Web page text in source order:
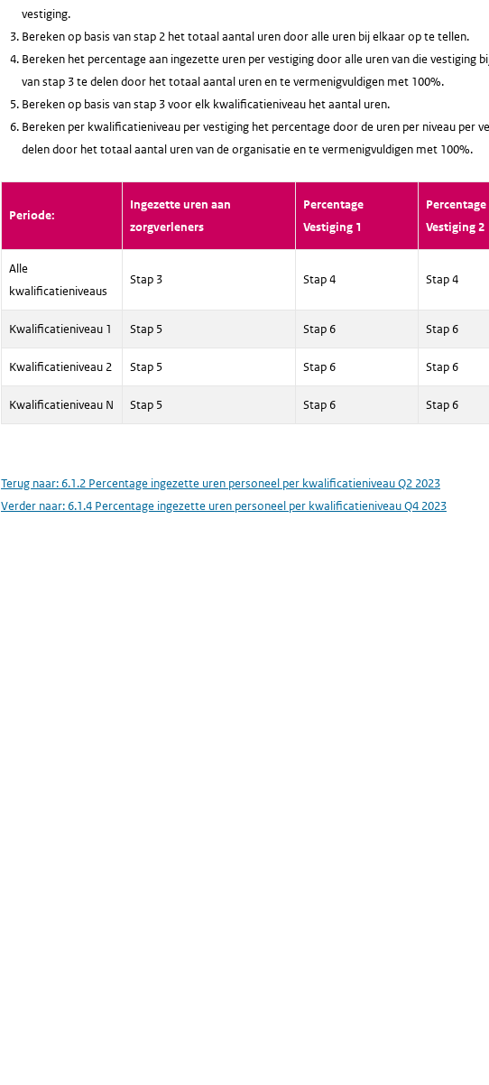
vestiging.
Bereken op basis van stap 2 het totaal aantal uren door alle uren bij elkaar op te tellen.
Bereken het percentage aan ingezette uren per vestiging door alle uren van die vestiging
van stap 3 te delen door het totaal aantal uren en te vermenigvuldigen met 100%.
Bereken op basis van stap 3 voor elk kwalificatieniveau het aantal uren.
Bereken per kwalificatieniveau per vestiging het percentage door de uren per niveau per
delen door het totaal aantal uren van de organisatie en te vermenigvuldigen met 100%.
Periode:
Ingezette uren aan
zorgverleners
Percentage
Vestiging 1
Percentage
Vestiging 2
Alle
kwalificatieniveaus
Stap 3 Stap 4 Stap 4
Kwalificatieniveau 1 Stap 5 Stap 6 Stap 6
Kwalificatieniveau 2 Stap 5 Stap 6 Stap 6
Kwalificatieniveau N Stap 5 Stap 6 Stap 6
Terug naar:6.1.2 Percentage ingezette uren personeel per kwalificatieniveau Q2 2023
Verder naar:6.1.4 Percentage ingezette uren personeel per kwalificatieniveau Q4 2023